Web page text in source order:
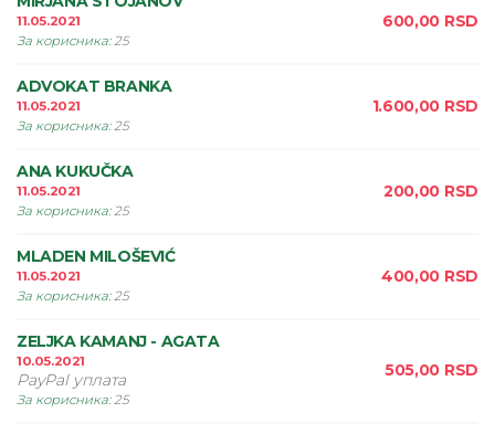
11.05.2021
За корисника:25
600,00 RSD
ADVOKAT BRANKA
11.05.2021
За корисника:25
1.600,00 RSD
ANA KUKUČKA
11.05.2021
За корисника:25
200,00 RSD
MLADEN MILOŠEVIĆ
11.05.2021
За корисника:25
400,00 RSD
ZELJKA KAMANJ - AGATA
10.05.2021
PayPal уплата
За корисника:25
505,00 RSD